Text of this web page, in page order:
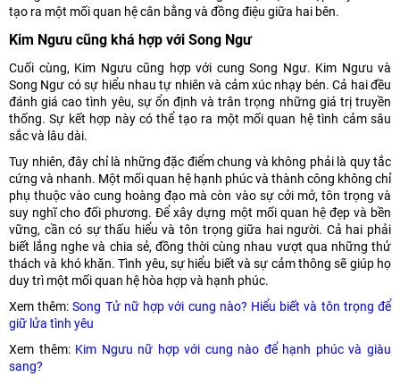
tạo ra một mối quan hệ cân bằng và đồng điệu giữa hai bên.
Kim Ngưu cũng khá hợp với Song Ngư
Cuối cùng, Kim Ngưu cũng hợp với cung Song Ngư. Kim Ngưu và
Song Ngư có sự hiểu nhau tự nhiên và cảm xúc nhạy bén. Cả hai đều
đánh giá cao tình yêu, sự ổn định và trân trọng những giá trị truyền
thống. Sự kết hợp này có thể tạo ra một mối quan hệ tình cảm sâu
sắc và lâu dài.
Tuy nhiên, đây chỉ là những đặc điểm chung và không phải là quy tắc
cứng và nhanh. Một mối quan hệ hạnh phúc và thành công không chỉ
phụ thuộc vào cung hoàng đạo mà còn vào sự cởi mở, tôn trọng và
suy nghĩ cho đối phương. Để xây dựng một mối quan hệ đẹp và bền
vững, cần có sự thấu hiểu và tôn trọng giữa hai người. Cả hai phải
biết lắng nghe và chia sẻ, đồng thời cùng nhau vượt qua những thử
thách và khó khăn. Tình yêu, sự hiểu biết và sự cảm thông sẽ giúp họ
duy trì một mối quan hệ hòa hợp và hạnh phúc.
Xem thêm:Song Tử nữ hợp với cung nào? Hiểu biết và tôn trọng để
giữ lửa tình yêu
Xem thêm: Kim Ngưu nữ hợp với cung nào để hạnh phúc và giàu
sang?